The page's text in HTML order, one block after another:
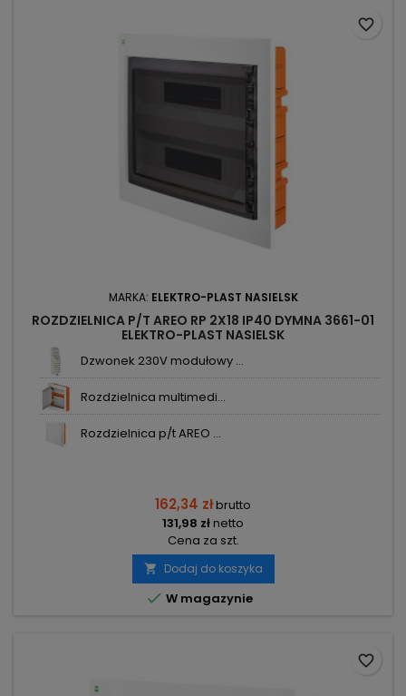
MARKA: ELEKTRO-PLAST NASIELSK
ROZDZIELNICA P/T AREO RP 2X18 IP40 DYMNA 3661-01
ELEKTRO-PLAST NASIELSK
Dzwonek 230V modułowy ...
Rozdzielnica multimedi...
Rozdzielnica p/t AREO ...
162,34 złbrutto
131,98 złnetto
Cena za szt.
 Dodaj do koszyka
 W magazynie
favorite_border
favorite_border